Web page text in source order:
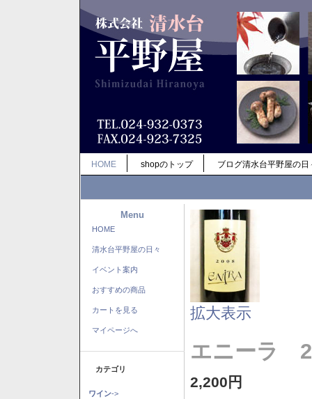
HOME shopのトップ ブログ清水台平野屋の日
Menu
HOME
清水台平野屋の日々
イベント案内
おすすめの商品
カートを見る
マイページへ
カテゴリ
ワイン->
拡大表示
エニーラ
2,200円